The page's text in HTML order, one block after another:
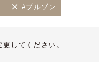
#ブルゾン
してください。